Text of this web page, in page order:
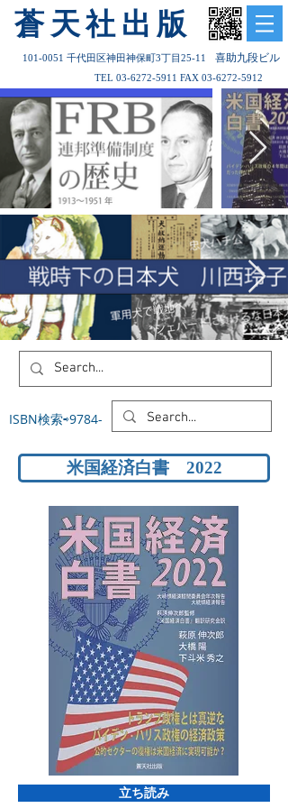
​蒼天社出版
101-0051 千代田区神田神保町3丁目25-11 喜助九段ビル
TEL 03-6272-5911 FAX 03-6272-5912
ISBN検索⇨9784-
​米国経済白書 2022
立ち読み
2022 総論1